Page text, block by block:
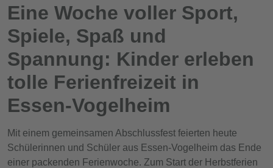
Eine Woche voller Sport,
Spiele, Spaß und
Spannung: Kinder erleben
tolle Ferienfreizeit in
Essen-Vogelheim
Mit einem gemeinsamen Abschlussfest feierten heute
Schülerinnen und Schüler aus Essen-Vogelheim das Ende
einer packenden Ferienwoche. Zum Start der Herbstferien